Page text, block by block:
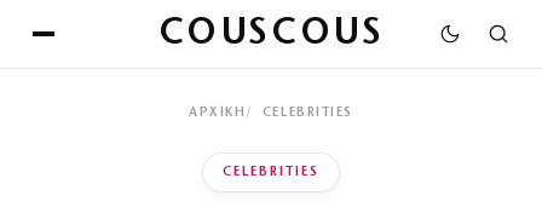
COUSCOUS
ΑΡΧΙΚΉ CELEBRITIES
CELEBRITIES